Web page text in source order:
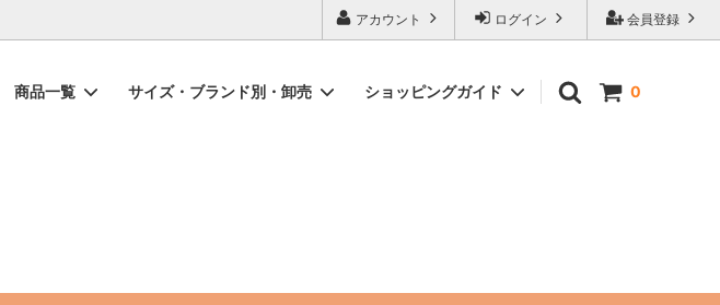
会員登録
ログイン
アカウント
0
商品一覧 サイズ・ブランド別・卸売 ショッピングガイド